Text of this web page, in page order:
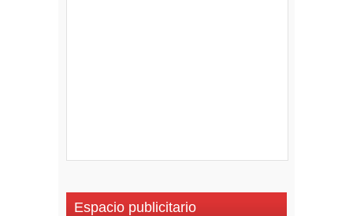
Espacio publicitario